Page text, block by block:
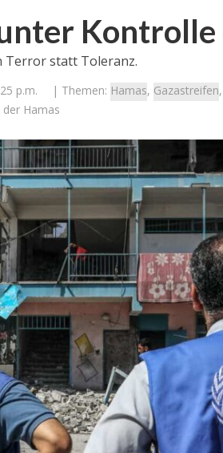
Kontrolle
Terror statt Toleranz.
p.m. | Themen: Hamas, Gazastreifen,
Hamas
Israel
des Schlachtfelds:
Initiativen helfen
beim Übergang ins zivile
Leben